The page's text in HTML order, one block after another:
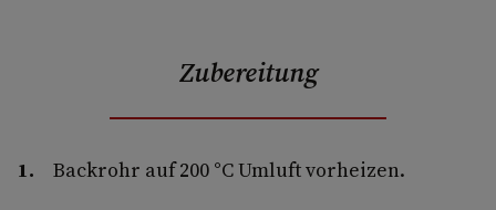
Zubereitung
Backrohr auf 200 °C Umluft vorheizen.